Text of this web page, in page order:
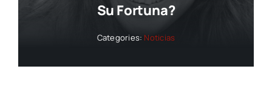
Su Fortuna?
Categories: Noticias